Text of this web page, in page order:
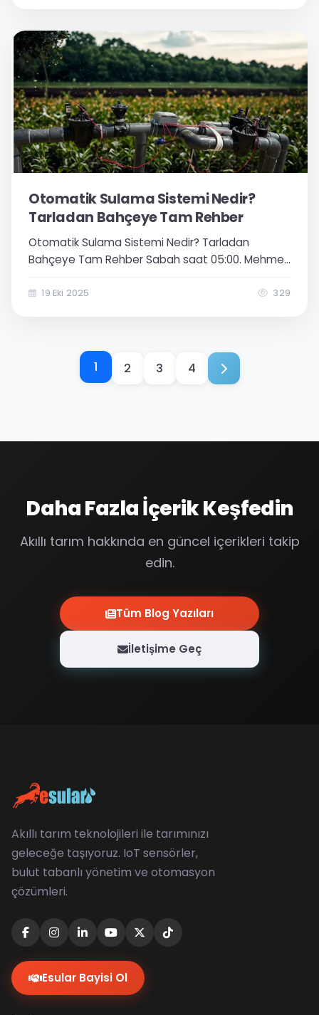
Otomatik Sulama Sistemi Nedir?
Tarladan Bahçeye Tam Rehber
Otomatik Sulama Sistemi Nedir? Tarladan
Bahçeye Tam Rehber Sabah saat 05:00. Mehmet
arızalandı?” diye düşünürken ekranda gördüğü
19 Eki 2025 329
1 2 3 4
Daha Fazla İçerik Keşfedin
Akıllı tarım hakkında en güncel içerikleri takip
edin.
Tüm Blog Yazıları
İletişime Geç
Akıllı tarım teknolojileri ile tarımınızı
geleceğe taşıyoruz. IoT sensörler,
bulut tabanlı yönetim ve otomasyon
çözümleri.
Esular Bayisi Ol